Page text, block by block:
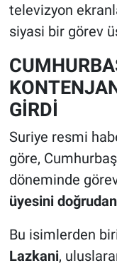
televizyon
siyasi bir görev
GİRDİ
Suriye resmi
göre,
döneminde
üyesini
Bu isimlerden
Lazkani,